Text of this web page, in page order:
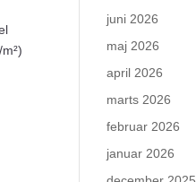
juni 2026
maj 2026
april 2026
marts 2026
februar 2026
januar 2026